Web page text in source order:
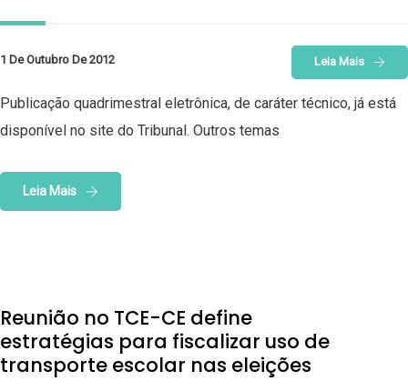
1 De Outubro De 2012 Leia Mais
Publicação quadrimestral eletrônica, de caráter técnico, já está
disponível no site do Tribunal. Outros temas
Leia Mais
Reunião no TCE-CE define
estratégias para fiscalizar uso de
transporte escolar nas eleições